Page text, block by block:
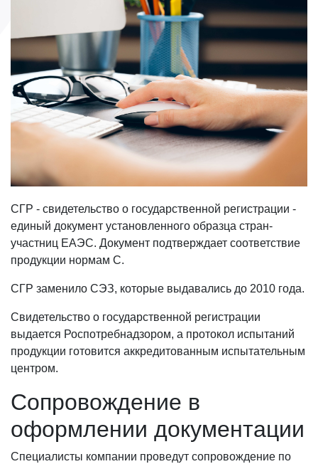
СГР - свидетельство о государственной регистрации -
единый документ установленного образца стран-
участниц ЕАЭС. Документ подтверждает соответствие
продукции нормам С.
СГР заменило СЭЗ, которые выдавались до 2010 года.
Свидетельство о государственной регистрации
выдается Роспотребнадзором, а протокол испытаний
продукции готовится аккредитованным испытательным
центром.
Сопровождение в
оформлении документации
Специалисты компании проведут сопровождение по